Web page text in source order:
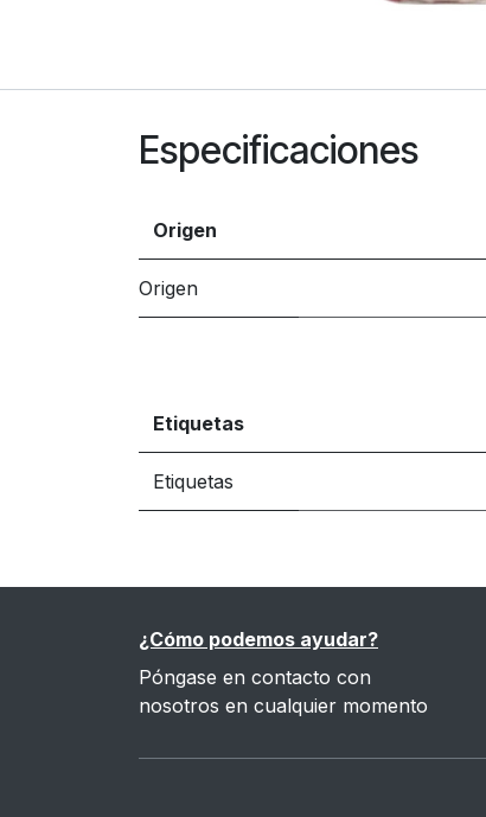
Especificaciones
Origen
Origen
Etiquetas
Etiquetas
¿Cómo podemos ayudar?
Póngase en contacto con
nosotros en cualquier momento